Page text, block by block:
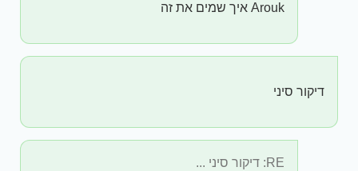
Arouk איך שמים את זה
דיקור סיני
RE: דיקור סיני ...